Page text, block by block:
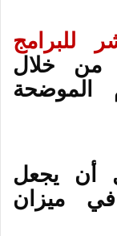
للبرامج
من خلال
الموضحة
أن يجعل
ميزان